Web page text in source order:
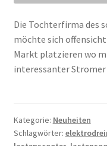
Die Tochterfirma des
möchte sich
Markt platzieren wo
interessanter
Kategorie: Neuheiten
Schlagwörter: